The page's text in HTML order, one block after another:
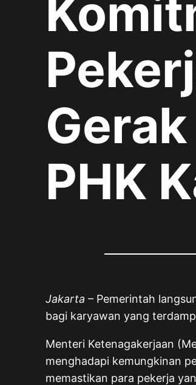
PHK
Jakarta – Pemerintah
bagi karyawan yang
Menteri Ketenagakerjaan
menghadapi kemungkinan
memastikan para pekerja